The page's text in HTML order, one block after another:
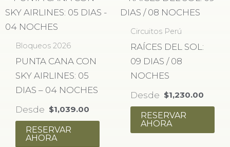
Bloqueos 2026
PUNTA CANA CON
SKY AIRLINES: 05
DIAS – 04 NOCHES
Desde $1,039.00
RESERVAR
AHORA
Circuitos Perú
RAÍCES DEL SOL:
09 DIAS / 08
NOCHES
Desde $1,230.00
RESERVAR
AHORA